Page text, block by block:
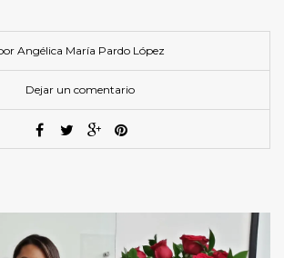
Angélica María Pardo López
Dejar un comentario